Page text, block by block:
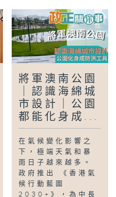
將軍澳南公園
｜認識海綿城
市設計｜公園
都能化身成...
在氣候變化影響之
下，極端天氣和暴
雨日子越來越多。
政府推出 《香港氣
候行動藍圖
2030+》，為中長